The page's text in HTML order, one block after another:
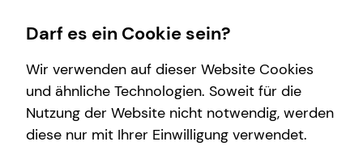
Wissenswertes
Impressum
Marvin Leesch
Darf es ein Cookie sein?
Wir verwenden auf dieser Website Cookies
und ähnliche Technologien. Soweit für die
Nutzung der Website nicht notwendig, werden
diese nur mit Ihrer Einwilligung verwendet.